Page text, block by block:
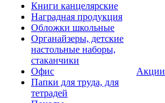
Книги канцелярские
Наградная продукция
Обложки школьные
Органайзеры, детские
настольные наборы,
стаканчики
Офис
Папки для труда, для
тетрадей
Акции